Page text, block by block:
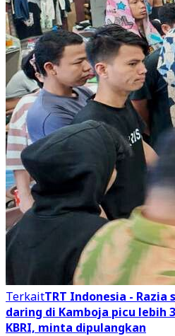
TerkaitTRT Indonesia -
daring di Kamboja picu lebih
KBRI, minta dipulangkan